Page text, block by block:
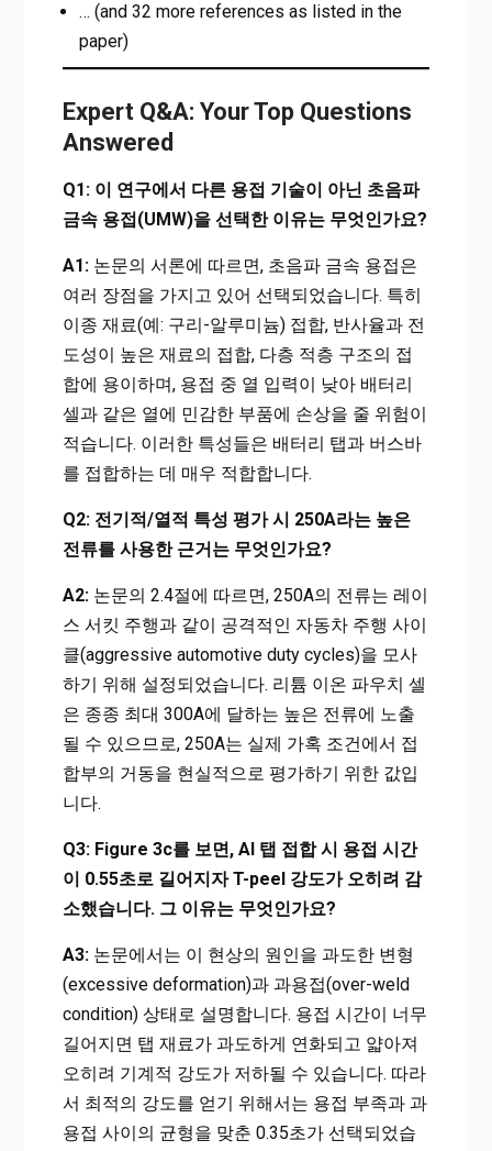
… (and 32 more references as listed in the
paper)
Expert Q&A: Your Top Questions
Answered
Q1: 이 연구에서 다른 용접 기술이 아닌 초음파
금속 용접(UMW)을 선택한 이유는 무엇인가요?
A1:논문의 서론에 따르면, 초음파 금속 용접은
여러 장점을 가지고 있어 선택되었습니다. 특히
이종 재료(예: 구리-알루미늄) 접합, 반사율과 전
도성이 높은 재료의 접합, 다층 적층 구조의 접
합에 용이하며, 용접 중 열 입력이 낮아 배터리
셀과 같은 열에 민감한 부품에 손상을 줄 위험이
적습니다. 이러한 특성들은 배터리 탭과 버스바
를 접합하는 데 매우 적합합니다.
Q2: 전기적/열적 특성 평가 시 250A라는 높은
전류를 사용한 근거는 무엇인가요?
A2:논문의 2.4절에 따르면, 250A의 전류는 레이
스 서킷 주행과 같이 공격적인 자동차 주행 사이
클(aggressive automotive duty cycles)을 모사
하기 위해 설정되었습니다. 리튬 이온 파우치 셀
은 종종 최대 300A에 달하는 높은 전류에 노출
될 수 있으므로, 250A는 실제 가혹 조건에서 접
합부의 거동을 현실적으로 평가하기 위한 값입
니다.
Q3: Figure 3c를 보면, Al 탭 접합 시 용접 시간
이 0.55초로 길어지자 T-peel 강도가 오히려 감
소했습니다. 그 이유는 무엇인가요?
A3:논문에서는 이 현상의 원인을 과도한 변형
(excessive deformation)과 과용접(over-weld
condition) 상태로 설명합니다. 용접 시간이 너무
길어지면 탭 재료가 과도하게 연화되고 얇아져
오히려 기계적 강도가 저하될 수 있습니다. 따라
서 최적의 강도를 얻기 위해서는 용접 부족과 과
용접 사이의 균형을 맞춘 0.35초가 선택되었습